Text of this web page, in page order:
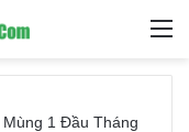
Tìm
1 Đầu Tháng